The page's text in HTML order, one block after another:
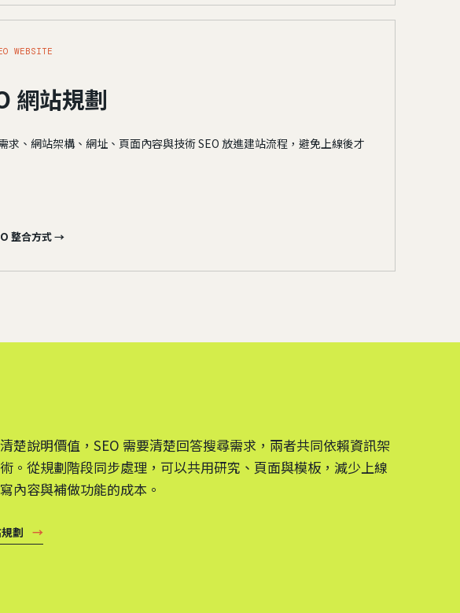
WEBSITE
網站規劃
求、網站架構、網址、頁面內容與技術 SEO 放進建站流程，避免上線後才
整合方式 →
楚說明價值，SEO 需要清楚回答搜尋需求，兩者共同依賴資訊架
。從規劃階段同步處理，可以共用研究、頁面與模板，減少上線
內容與補做功能的成本。
劃 →